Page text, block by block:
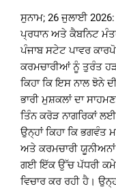
ਸੁਨਾਮ; 26 ਜੁਲਾਈ
ਪ੍ਰਧਾਨ ਅਤੇ ਕੈਬਨਿਟ
ਪੰਜਾਬ ਸਟੇਟ ਪਾਵਰ
ਕਰਮਚਾਰੀਆਂ ਨੂੰ ਤੁਰੰਤ
ਕਿਹਾ ਕਿ ਇਸ ਨਾਲ ਝੋਨੇ
ਭਾਰੀ ਮੁਸ਼ਕਲਾਂ ਦਾ
ਤਿੰਨ ਕਰੋੜ ਨਾਗਰਿਕਾਂ
ਉਨ੍ਹਾਂ ਕਿਹਾ ਕਿ ਭਗਵੰਤ
ਅਤੇ ਕਰਮਚਾਰੀ ਯੂਨੀਅਨਾਂ
ਗਈ ਇੱਕ ਉੱਚ ਪੱਧਰੀ
ਵਿਚਾਰ ਕਰ ਰਹੀ ਹੈ।